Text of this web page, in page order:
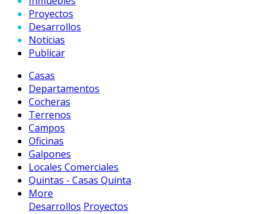
Proyectos
Desarrollos
Noticias
Publicar
Casas
Departamentos
Cocheras
Terrenos
Campos
Oficinas
Galpones
Locales Comerciales
Quintas - Casas Quinta
More
Desarrollos Proyectos